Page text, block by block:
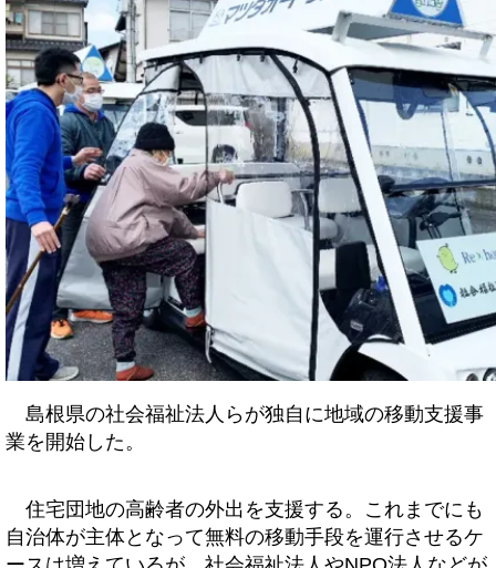
島根県の社会福祉法人らが独自に地域の移動支援事
業を開始した。
住宅団地の高齢者の外出を支援する。これまでにも
自治体が主体となって無料の移動手段を運行させるケ